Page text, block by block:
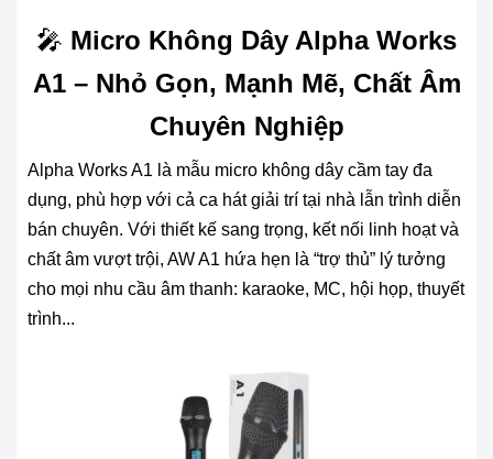
🎤 Micro Không Dây Alpha Works
A1 – Nhỏ Gọn, Mạnh Mẽ, Chất Âm
Chuyên Nghiệp
Alpha Works A1 là mẫu micro không dây cầm tay đa
dụng, phù hợp với cả ca hát giải trí tại nhà lẫn trình diễn
bán chuyên. Với thiết kế sang trọng, kết nối linh hoạt và
chất âm vượt trội, AW A1 hứa hẹn là “trợ thủ” lý tưởng
cho mọi nhu cầu âm thanh: karaoke, MC, hội họp, thuyết
trình...